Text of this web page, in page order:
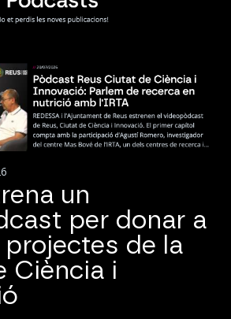
un
per donar a
projectes de la
Ciència i